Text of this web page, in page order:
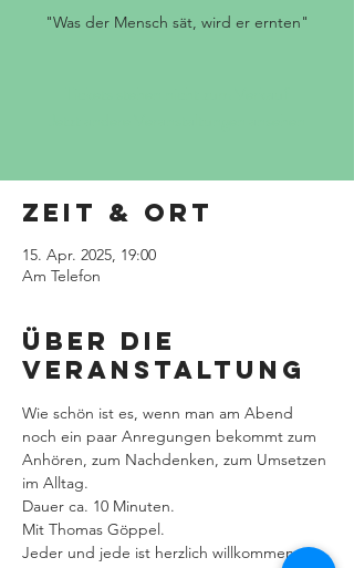
"Was der Mensch sät, wird er ernten"
Zeit & Ort
15. Apr. 2025, 19:00
Am Telefon
Über die
Veranstaltung
Wie schön ist es, wenn man am Abend
noch ein paar Anregungen bekommt zum
Anhören, zum Nachdenken, zum Umsetzen
im Alltag.
Dauer ca. 10 Minuten.
Mit Thomas Göppel.
Jeder und jede ist herzlich willkommen.